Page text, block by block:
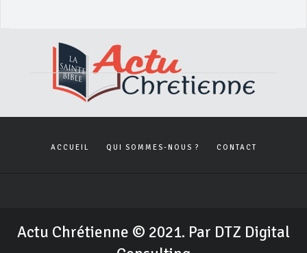
ACCUEIL QUI SOMMES-NOUS ? CONTACT
Actu Chrétienne © 2021. Par DTZ Digital